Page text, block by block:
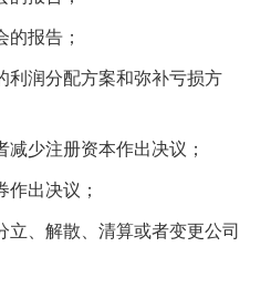
报告；
润分配方案和弥补亏损方
少注册资本作出决议；
出决议；
、解散、清算或者变更公司